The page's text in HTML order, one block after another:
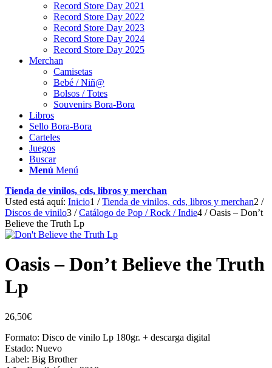
Record Store Day 2021
Record Store Day 2022
Record Store Day 2023
Record Store Day 2024
Record Store Day 2025
Merchan
Camisetas
Bebé / Niñ@
Bolsos / Totes
Souvenirs Bora-Bora
Libros
Sello Bora-Bora
Carteles
Juegos
Buscar
Menú Menú
Tienda de vinilos, cds, libros y merchan
Usted está aquí: Inicio1 / Tienda de vinilos, cds, libros y merchan2 /
Discos de vinilo3 / Catálogo de Pop / Rock / Indie4 / Oasis – Don’t
Believe the Truth Lp
Oasis – Don’t Believe the Truth
Lp
26,50€
Formato: Disco de vinilo Lp 180gr. + descarga digital
Estado: Nuevo
Label: Big Brother